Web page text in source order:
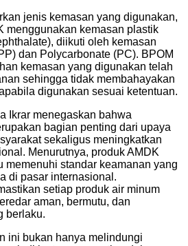
jenis kemasan yang digunakan,
menggunakan kemasan plastik
diikuti oleh kemasan
dan Polycarbonate (PC). BPOM
kemasan yang digunakan telah
sehingga tidak membahayakan
digunakan sesuai ketentuan.
Ikrar menegaskan bahwa
bagian penting dari upaya
sekaligus meningkatkan
Menurutnya, produk AMDK
memenuhi standar keamanan yang
di pasar internasional.
setiap produk air minum
aman, bermutu, dan
berlaku.
ini bukan hanya melindungi